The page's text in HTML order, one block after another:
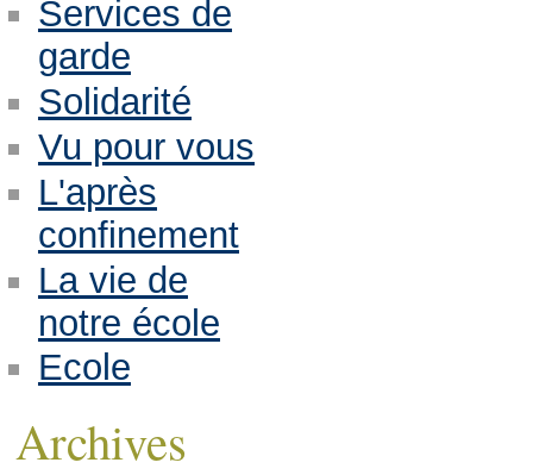
Services de
garde
Solidarité
Vu pour vous
L'après
confinement
La vie de
notre école
Ecole
Archives